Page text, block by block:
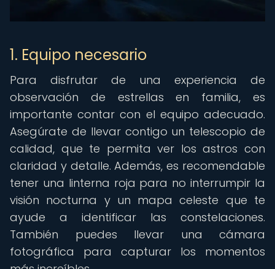
1. Equipo necesario
Para disfrutar de una experiencia de
observación de estrellas en familia, es
importante contar con el equipo adecuado.
Asegúrate de llevar contigo un telescopio de
calidad, que te permita ver los astros con
claridad y detalle. Además, es recomendable
tener una linterna roja para no interrumpir la
visión nocturna y un mapa celeste que te
ayude a identificar las constelaciones.
También puedes llevar una cámara
fotográfica para capturar los momentos